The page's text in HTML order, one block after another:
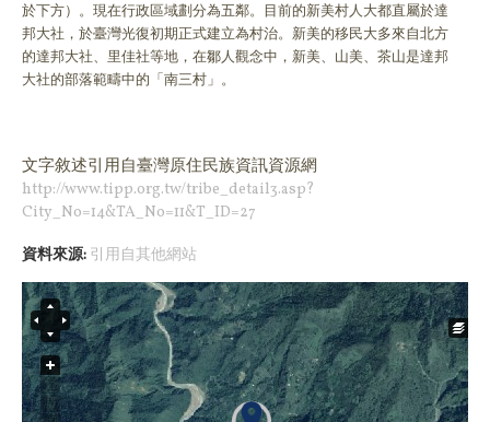
於下方）。現在行政區域劃分為五鄰。目前的新美村人大都直屬於達
邦大社，於臺灣光復初期正式建立為村治。新美的移民大多來自北方
的達邦大社、里佳社等地，在鄒人觀念中，新美、山美、茶山是達邦
大社的部落範疇中的「南三村」。
文字敘述引用 自臺灣原住民族資訊資源網
http://www.tipp.org.tw/tribe_detail3.asp?
City_No=14&TA_No=11&T_ID=27
資料來源: 引用自其他網站